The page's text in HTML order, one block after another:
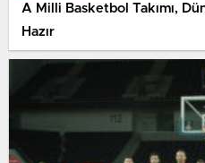
A Milli Basketbol Takımı,
Hazır